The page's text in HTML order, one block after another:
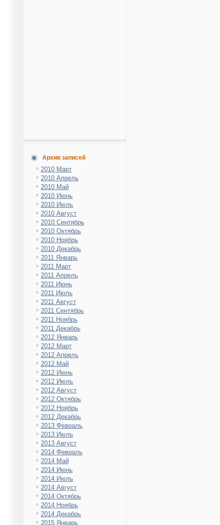
Архив записей
2010 Март
2010 Апрель
2010 Май
2010 Июнь
2010 Июль
2010 Август
2010 Сентябрь
2010 Октябрь
2010 Ноябрь
2010 Декабрь
2011 Январь
2011 Март
2011 Апрель
2011 Июнь
2011 Июль
2011 Август
2011 Сентябрь
2011 Ноябрь
2011 Декабрь
2012 Январь
2012 Март
2012 Апрель
2012 Май
2012 Июнь
2012 Июль
2012 Август
2012 Октябрь
2012 Ноябрь
2012 Декабрь
2013 Февраль
2013 Июль
2013 Август
2014 Февраль
2014 Май
2014 Июнь
2014 Июль
2014 Август
2014 Октябрь
2014 Ноябрь
2014 Декабрь
2015 Январь